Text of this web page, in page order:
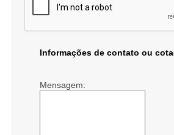
Informações de contato ou
Mensagem: